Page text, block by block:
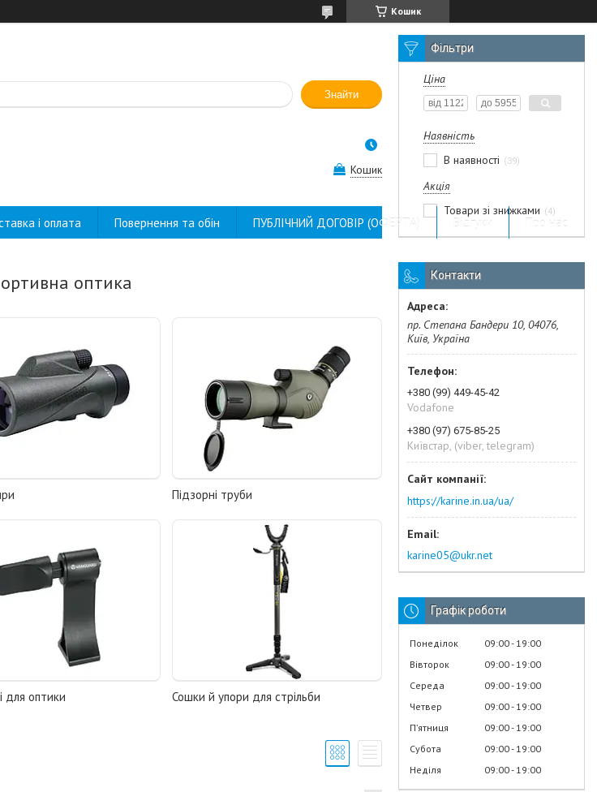
Кошик
Знайти
Кошик
і оплата Повернення та обін ПУБЛІЧНИЙ ДОГОВІР (ОФЕРТА) Відгуки Про нас
оптика
Підзорні труби
для оптики Сошки й упори для стрільби
Фільтри
Ціна
Наявність
В наявності
39
Акція
Товари зі знижками
4
Контакти
пр. Степана Бандери 10, 04076,
Київ, Україна
+380 (99) 449-45-42
Vodafone
+380 (97) 675-85-25
Київстар, (viber, telegram)
https://karine.in.ua/ua/
karine05@ukr.net
Графік роботи
Понеділок 09:00 19:00
Вівторок
09:00 19:00
Середа
09:00 19:00
Четвер
09:00 19:00
Пʼятниця
09:00 19:00
Субота
09:00 19:00
Неділя
09:00 19:00